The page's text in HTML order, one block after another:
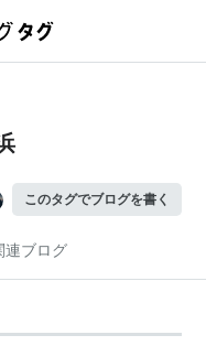
このタグでブログを書く
連ブログ